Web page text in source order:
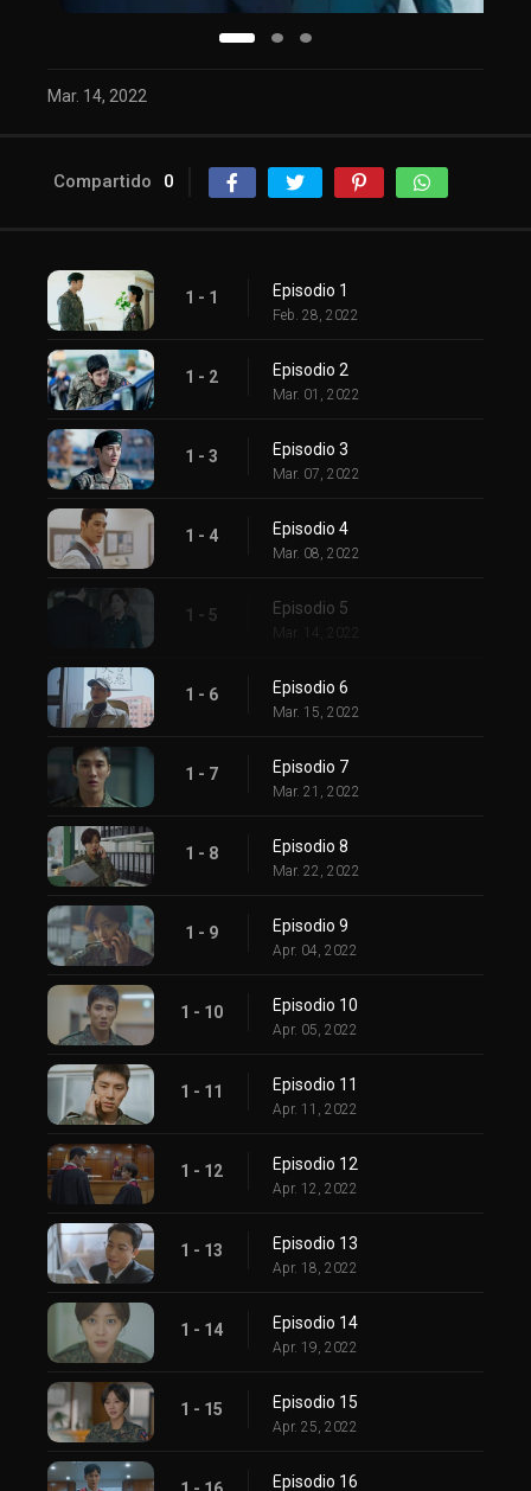
Mar. 14, 2022
Compartido 0
1 - 1 Episodio 1
Feb. 28, 2022
1 - 2 Episodio 2
Mar. 01, 2022
1 - 3 Episodio 3
Mar. 07, 2022
1 - 4 Episodio 4
Mar. 08, 2022
1 - 5 Episodio 5
Mar. 14, 2022
1 - 6 Episodio 6
Mar. 15, 2022
1 - 7 Episodio 7
Mar. 21, 2022
1 - 8 Episodio 8
Mar. 22, 2022
1 - 9 Episodio 9
Apr. 04, 2022
1 - 10 Episodio 10
Apr. 05, 2022
1 - 11 Episodio 11
Apr. 11, 2022
1 - 12 Episodio 12
Apr. 12, 2022
1 - 13 Episodio 13
Apr. 18, 2022
1 - 14 Episodio 14
Apr. 19, 2022
1 - 15 Episodio 15
Apr. 25, 2022
Episodio 16